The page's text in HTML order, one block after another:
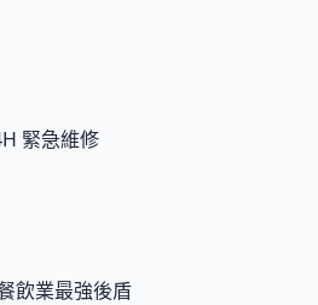
緊急維修
飲業最強後盾